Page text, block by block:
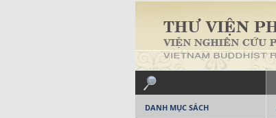
DANH MỤC SÁCH